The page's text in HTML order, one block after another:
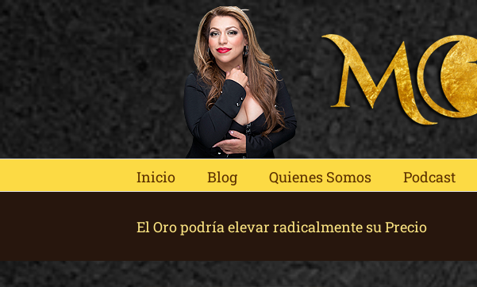
Skip
Inicio Blog Quienes Somos Podcast
El Oro podría elevar radicalmente su Precio